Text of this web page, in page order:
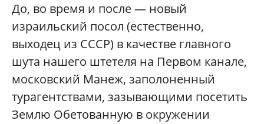
До, во время и после — новый
израильский посол (естественно,
выходец из СССР) в качестве главного
шута нашего штетеля на Первом канале,
московский Манеж, заполоненный
турагентствами, зазывающими посетить
Землю Обетованную в окружении